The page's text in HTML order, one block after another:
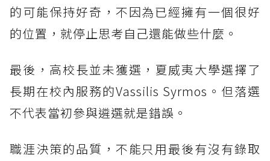
的可能保持好奇，不因為已經擁有一個很好
的位置，就停止思考自己還能做些什麼。
最後，高校長並未獲選，夏威夷大學選擇了
長期在校內服務的Vassilis Syrmos。但落選
不代表當初參與遴選就是錯誤。
職涯決策的品質，不能只用最後有沒有錄取